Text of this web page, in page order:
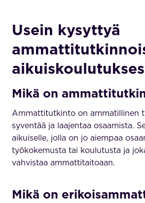
Usein kysyttyä
Mikä on
Ammattitutkinto on ammatillinen
syventää ja laajentaa osaamista.
aikuiselle, jolla on jo aiempaa
työkokemusta tai koulutusta ja
vahvistaa ammattitaitoaan.
Mikä on